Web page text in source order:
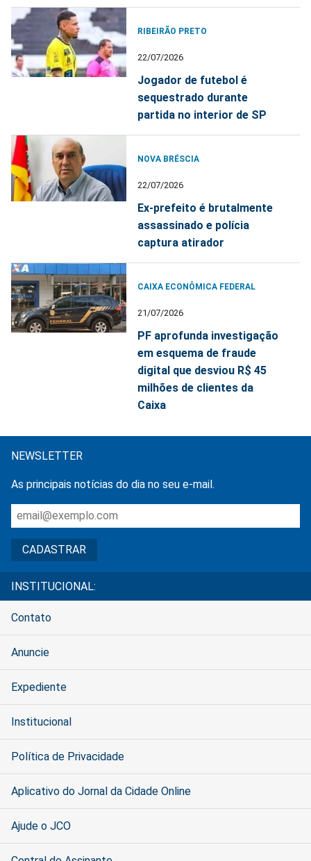
RIBEIRÃO PRETO
22/07/2026
Jogador de futebol é
sequestrado durante
partida no interior de SP
NOVA BRÉSCIA
22/07/2026
Ex-prefeito é brutalmente
assassinado e polícia
captura atirador
CAIXA ECONÔMICA FEDERAL
21/07/2026
PF aprofunda investigação
em esquema de fraude
digital que desviou R$ 45
milhões de clientes da
Caixa
NEWSLETTER
As principais notícias do dia no seu e-mail.
INSTITUCIONAL:
Contato
Anuncie
Expediente
Institucional
Política de Privacidade
Aplicativo do Jornal da Cidade Online
Ajude o JCO